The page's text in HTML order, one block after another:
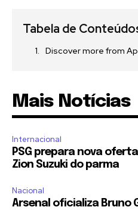
Tabela de
Discover more from
Mais Notícias
Internacional
PSG prepara nova
Zion Suzuki do parma
Nacional
Arsenal oficializa Bruno